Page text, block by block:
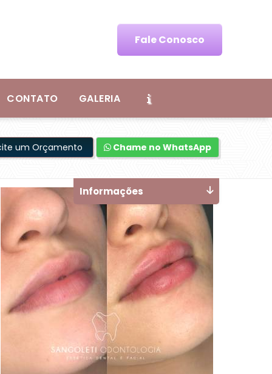
Fale Conosco
CONTATO GALERIA
um Orçamento Chame no WhatsApp
Informações